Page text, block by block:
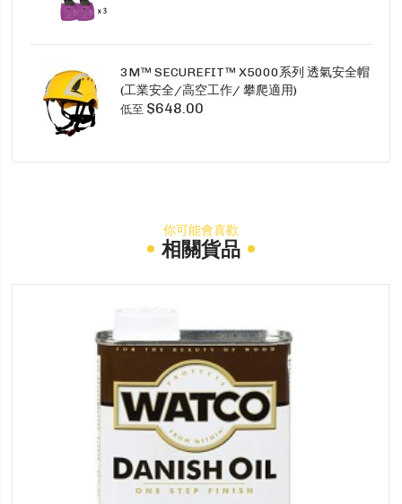
3M™ SECUREFIT™ X5000系列 透氣安全帽
(工業安全/高空工作/ 攀爬適用)
低至 $648.00
你可能會喜歡
相關貨品